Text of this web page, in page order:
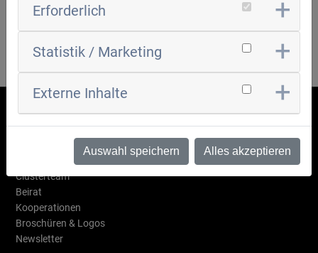
ZURÜCK ZUR ÜBERSICHT
WAS IST AIR?
Clusterteam
Beirat
Kooperationen
Broschüren & Logos
Newsletter
Erforderlich
Statistik / Marketing
Externe Inhalte
Auswahl speichern Alles akzeptieren